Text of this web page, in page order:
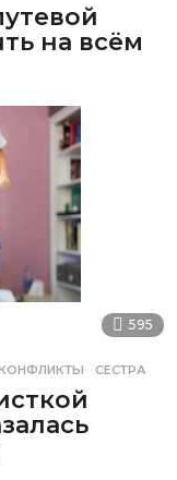
на всём
595
,СЕСТРА